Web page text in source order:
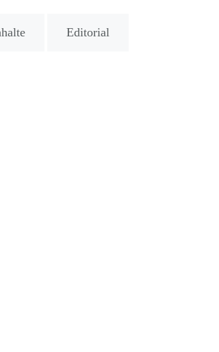
Editorial